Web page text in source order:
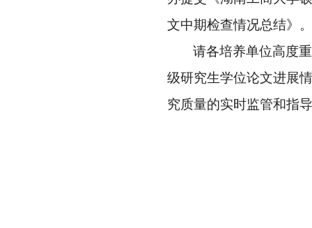
文中期检查情况总结》 。
请各培养单位高度
级研究生学位论文进展
究质量的实时监管和指